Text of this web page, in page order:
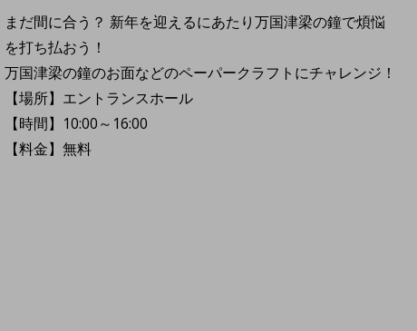
まだ間に合う？ 新年を迎えるにあたり万国津梁の鐘で煩悩
を打ち払おう！
万国津梁の鐘のお面などのペーパークラフトにチャレンジ！
【場所】エントランスホール
【時間】10:00～16:00
【料金】無料